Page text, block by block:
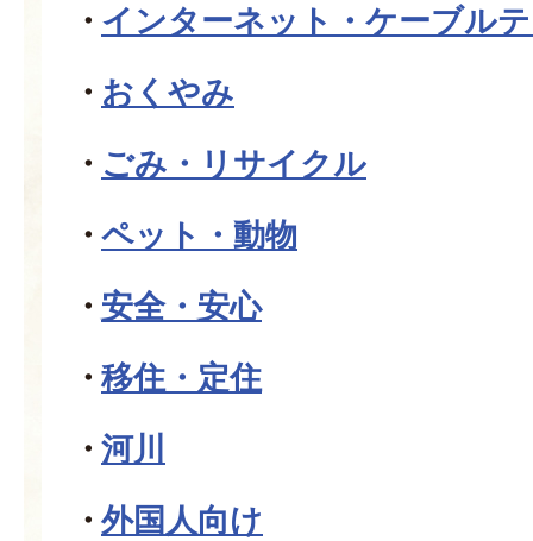
インターネット・ケーブル
おくやみ
ごみ・リサイクル
ペット・動物
安全・安心
移住・定住
河川
外国人向け